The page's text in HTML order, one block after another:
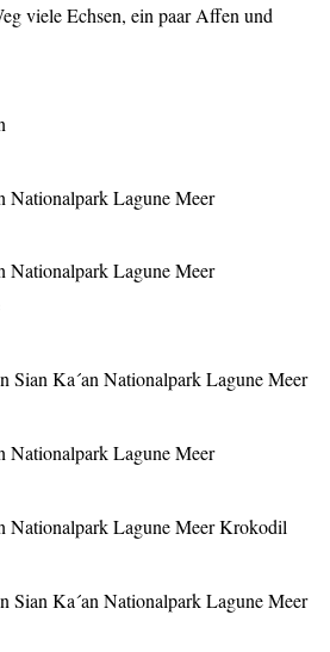
viele Echsen, ein paar Affen und